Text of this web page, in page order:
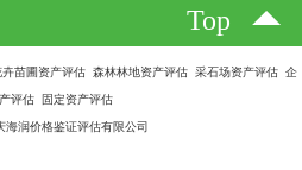
Top
苗圃资产评估 森林林地资产评估 采石场资产评估 企
评估 固定资产评估
海润价格鉴证评估有限公司